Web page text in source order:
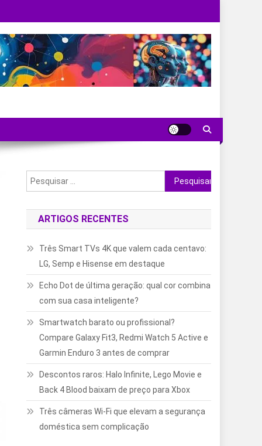
Pesquisar
por:
ARTIGOS RECENTES
Três Smart TVs 4K que valem cada centavo:
LG, Semp e Hisense em destaque
Echo Dot de última geração: qual cor combina
com sua casa inteligente?
Smartwatch barato ou profissional?
Compare Galaxy Fit3, Redmi Watch 5 Active e
Garmin Enduro 3 antes de comprar
Descontos raros: Halo Infinite, Lego Movie e
Back 4 Blood baixam de preço para Xbox
Três câmeras Wi-Fi que elevam a segurança
doméstica sem complicação